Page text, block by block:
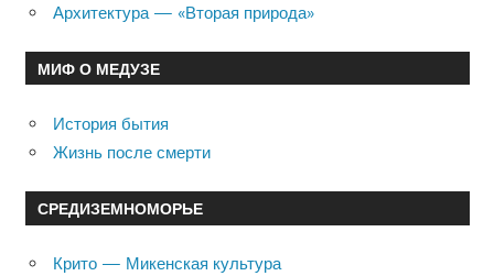
Архитектура — «Вторая природа»
МИФ О МЕДУЗЕ
История бытия
Жизнь после смерти
СРЕДИЗЕМНОМОРЬЕ
Крито — Микенская культура